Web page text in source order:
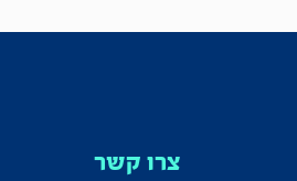
צרו קשר